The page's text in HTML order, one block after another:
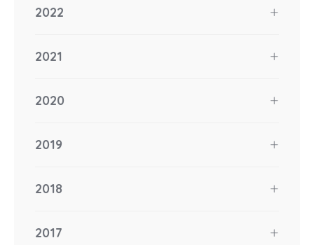
2022
2021
2020
2019
2018
2017